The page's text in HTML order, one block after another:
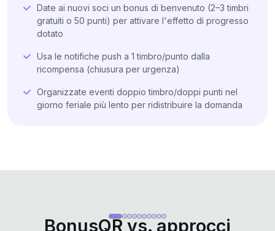
Date ai nuovi soci un bonus di benvenuto (2–3 timbri
gratuiti o 50 punti) per attivare l'effetto di progresso
dotato
Usa le notifiche push a 1 timbro/punto dalla
ricompensa (chiusura per urgenza)
Organizzate eventi doppio timbro/doppi punti nel
giorno feriale più lento per ridistribuire la domanda
BonusQR vs. approcci